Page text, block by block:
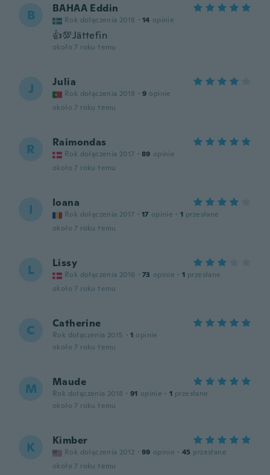
B BAHAA Eddin
Rok dołączenia 2018 · 14 opinie
👍💯Jättefin
około 7 roku temu
J Julia
Rok dołączenia 2018 · 9 opinie
około 7 roku temu
R Raimondas
Rok dołączenia 2017 · 89 opinie
około 7 roku temu
I Ioana
Rok dołączenia 2017 · 17 opinie · 1 przesłane
około 7 roku temu
L Lissy
Rok dołączenia 2016 · 73 opinie · 1 przesłane
około 7 roku temu
C Catherine
Rok dołączenia 2015 · 1 opinie
około 7 roku temu
M Maude
Rok dołączenia 2018 · 91 opinie · 1 przesłane
około 7 roku temu
K Kimber
Rok dołączenia 2012 · 99 opinie · 45 przesłane
około 7 roku temu